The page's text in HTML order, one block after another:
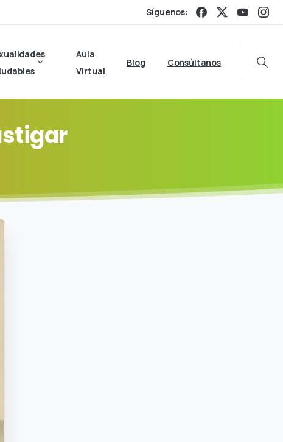
Síguenos:
Aula
Virtual
Blog Consúltanos